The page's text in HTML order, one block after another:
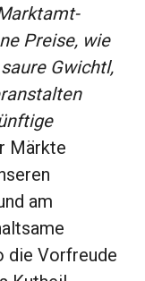
Preise, wie
Gwichtl,
Märkte
am
die Vorfreude